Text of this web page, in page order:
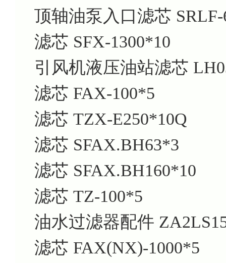
顶轴油泵入口滤芯 SRLF-
滤芯 SFX-1300*10
引风机液压油站滤芯
滤芯 FAX-100*5
滤芯 TZX-E250*10Q
滤芯 SFAX.BH63*3
滤芯 SFAX.BH160*10
滤芯 TZ-100*5
油水过滤器配件
滤芯 FAX(NX)-1000*5